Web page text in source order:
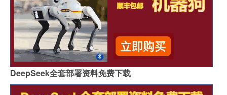
DeepSeek全套部署资料免费下载